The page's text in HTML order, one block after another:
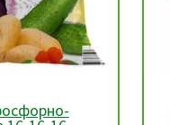
Готика №3